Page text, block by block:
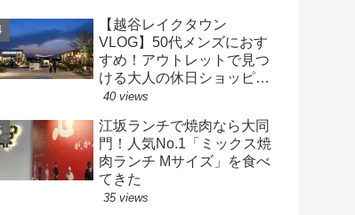
【越谷レイクタウン
VLOG】50代メンズにおす
すめ！アウトレットで見つ
ける大人の休日ショッピン
グ
40 views
江坂ランチで焼肉なら大同
門！人気No.1「ミックス焼
肉ランチ Mサイズ」を食べ
てきた
35 views